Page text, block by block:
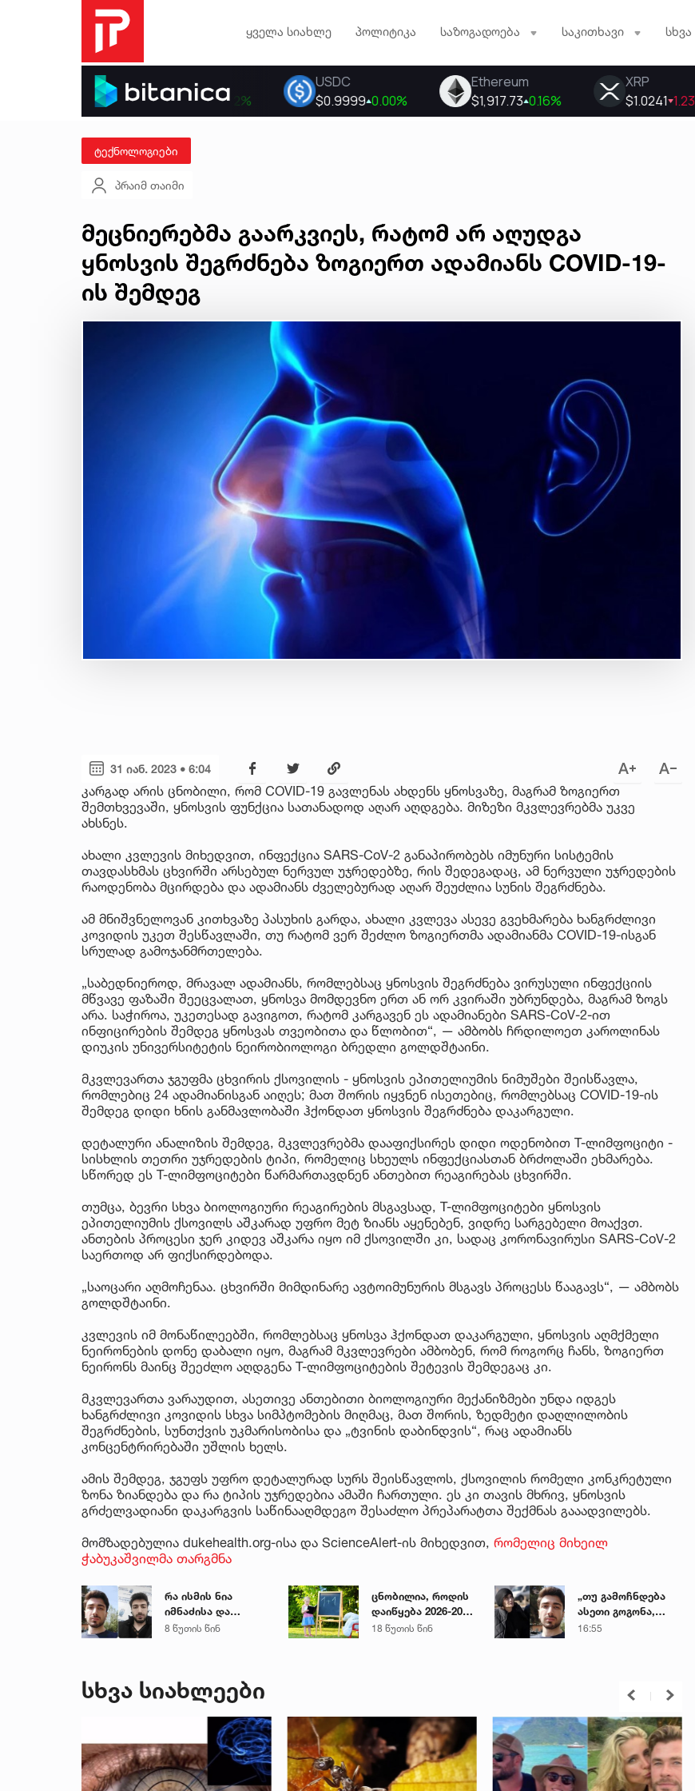
ყველა სიახლე პოლიტიკა საზოგადოება საკითხავი სხვა
ტექნოლოგიები
პრაიმ თაიმი
მეცნიერებმა გაარკვიეს, რატომ არ აღუდგა
ყნოსვის შეგრძნება ზოგიერთ ადამიანს COVID-19-
ის შემდეგ
31 იან. 2023 • 6:04
კარგად არის ცნობილი, რომ COVID-19 გავლენას ახდენს ყნოსვაზე, მაგრამ ზოგიერთ
შემთხვევაში, ყნოსვის ფუნქცია სათანადოდ აღარ აღდგება. მიზეზი მკვლევრებმა უკვე
ახსნეს.
ახალი კვლევის მიხედვით, ინფექცია SARS-CoV-2 განაპირობებს იმუნური სისტემის
თავდასხმას ცხვირში არსებულ ნერვულ უჯრედებზე, რის შედეგადაც, ამ ნერვული უჯრედების
რაოდენობა მცირდება და ადამიანს ძველებურად აღარ შეუძლია სუნის შეგრძნება.
ამ მნიშვნელოვან კითხვაზე პასუხის გარდა, ახალი კვლევა ასევე გვეხმარება ხანგრძლივი
კოვიდის უკეთ შესწავლაში, თუ რატომ ვერ შეძლო ზოგიერთმა ადამიანმა COVID-19-ისგან
სრულად გამოჯანმრთელება.
„საბედნიეროდ, მრავალ ადამიანს, რომლებსაც ყნოსვის შეგრძნება ვირუსული ინფექციის
მწვავე ფაზაში შეეცვალათ, ყნოსვა მომდევნო ერთ ან ორ კვირაში უბრუნდება, მაგრამ ზოგს
არა. საჭიროა, უკეთესად გავიგოთ, რატომ კარგავენ ეს ადამიანები SARS-CoV-2-ით
ინფიცირების შემდეგ ყნოსვას თვეობითა და წლობით“, — ამბობს ჩრდილოეთ კაროლინას
დიუკის უნივერსიტეტის ნეირობიოლოგი ბრედლი გოლდშტაინი.
მკვლევართა ჯგუფმა ცხვირის ქსოვილის - ყნოსვის ეპითელიუმის ნიმუშები შეისწავლა,
რომლებიც 24 ადამიანისგან აიღეს; მათ შორის იყვნენ ისეთებიც, რომლებსაც COVID-19-ის
შემდეგ დიდი ხნის განმავლობაში ჰქონდათ ყნოსვის შეგრძნება დაკარგული.
დეტალური ანალიზის შემდეგ, მკვლევრებმა დააფიქსირეს დიდი ოდენობით T-ლიმფოციტი -
სისხლის თეთრი უჯრედების ტიპი, რომელიც სხეულს ინფექციასთან ბრძოლაში ეხმარება.
სწორედ ეს T-ლიმფოციტები წარმართავდნენ ანთებით რეაგირებას ცხვირში.
თუმცა, ბევრი სხვა ბიოლოგიური რეაგირების მსგავსად, T-ლიმფოციტები ყნოსვის
ეპითელიუმის ქსოვილს აშკარად უფრო მეტ ზიანს აყენებენ, ვიდრე სარგებელი მოაქვთ.
ანთების პროცესი ჯერ კიდევ აშკარა იყო იმ ქსოვილში კი, სადაც კორონავირუსი SARS-CoV-2
საერთოდ არ ფიქსირდებოდა.
„საოცარი აღმოჩენაა. ცხვირში მიმდინარე ავტოიმუნურის მსგავს პროცესს წააგავს“, — ამბობს
გოლდშტაინი.
კვლევის იმ მონაწილეებში, რომლებსაც ყნოსვა ჰქონდათ დაკარგული, ყნოსვის აღმქმელი
ნეირონების დონე დაბალი იყო, მაგრამ მკვლევრები ამბობენ, რომ როგორც ჩანს, ზოგიერთ
ნეირონს მაინც შეეძლო აღდგენა T-ლიმფოციტების შეტევის შემდეგაც კი.
მკვლევართა ვარაუდით, ასეთივე ანთებითი ბიოლოგიური მექანიზმები უნდა იდგეს
ხანგრძლივი კოვიდის სხვა სიმპტომების მიღმაც, მათ შორის, ზედმეტი დაღლილობის
შეგრძნების, სუნთქვის უკმარისობისა და „ტვინის დაბინდვის“, რაც ადამიანს
კონცენტრირებაში უშლის ხელს.
ამის შემდეგ, ჯგუფს უფრო დეტალურად სურს შეისწავლოს, ქსოვილის რომელი კონკრეტული
ზონა ზიანდება და რა ტიპის უჯრედებია ამაში ჩართული. ეს კი თავის მხრივ, ყნოსვის
გრძელვადიანი დაკარგვის საწინააღმდეგო შესაძლო პრეპარატთა შექმნას გააადვილებს.
მომზადებულია dukehealth.org-ისა და ScienceAlert-ის მიხედვით, რომელიც მიხეილ
ჭაბუკაშვილმა თარგმნა
რა ისმის ნია
იმნაძისა და
მამამისის ფარული
8 წუთის წინ
ცნობილია, როდის
დაიწყება 2026-2027
სასწავლო წელი
18 წუთის წინ
„თუ გამოჩნდება
ასეთი გოგონა,
ოფიციალურად,
მიმართვას
ავრცელებს
16:55
სხვა სიახლეები